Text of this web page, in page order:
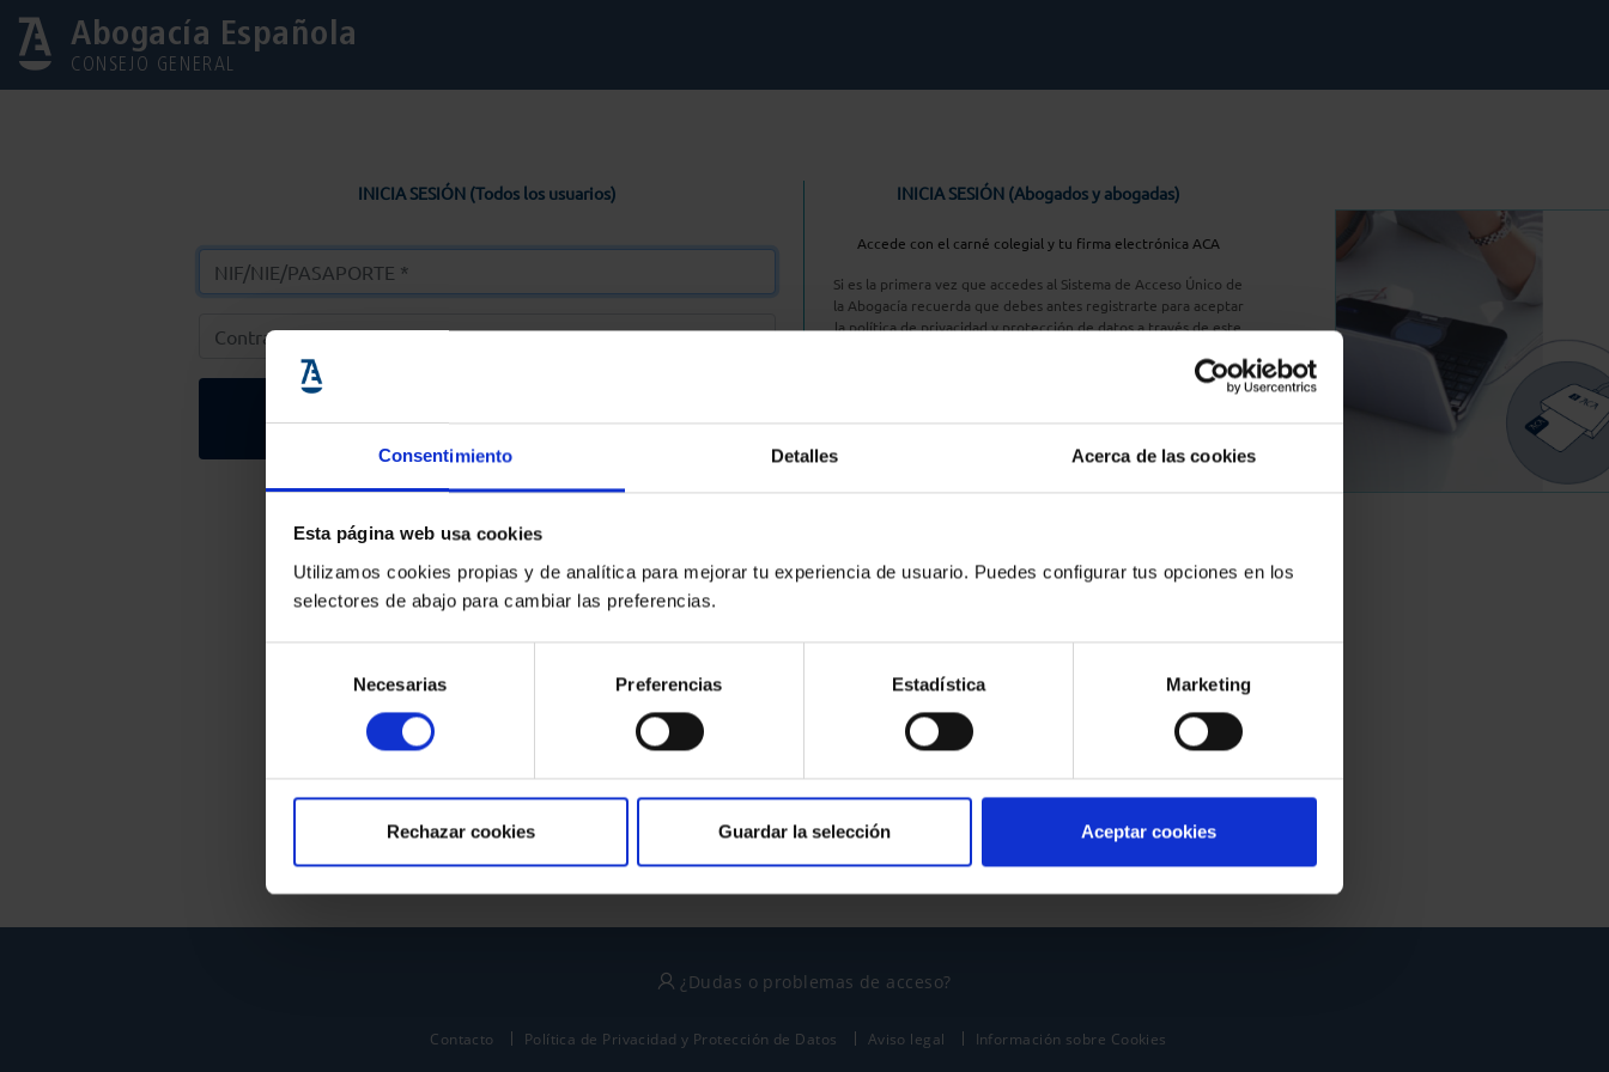
Consentimiento Detalles Acerca de las cookies
Esta página web usa cookies
Utilizamos cookies propias y de analítica para mejorar tu experiencia de usuario. Puedes configurar tus opciones en los
selectores de abajo para cambiar las preferencias.
consentimiento
Necesarias Preferencias Estadística Marketing
Rechazar cookies Guardar la selección Aceptar cookies
Abogacía Española
CONSEJO GENERAL
INICIA SESIÓN (Todos los usuarios)
Entrar
Solicitar Contraseña
INICIA SESIÓN (Abogados y abogadas)
Accede con el carné colegial y tu firma electrónica ACA
Si es la primera vez que accedes al Sistema de Acceso Único de
la Abogacía recuerda que debes antes registrarte para aceptar
la política de privacidad y protección de datos a través de este
Entrar con ACA Plus
¿No tienes cuenta?
política de privacidad
y términos del servicio
¿Dudas o problemas de acceso?
Contacto Política de Privacidad y Protección de Datos Aviso legal Información sobre Cookies